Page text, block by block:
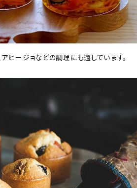
ヒージョなどの調理にも適しています。